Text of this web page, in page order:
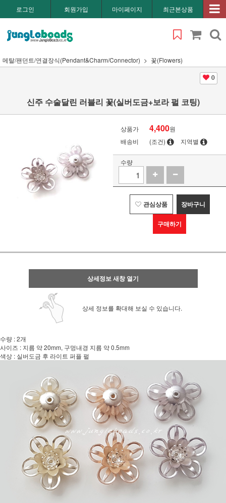
로그인 회원가입 마이페이지 최근본상품
메탈/팬던트/연결장식(Pendant&Charm/Connector) 꽃(Flowers)
0
신주 수술달린 러블리 꽃(실버도금+보라 펄 코팅)
상품가 4,400원
배송비
(조건) 지역별
수량
관심상품 장바구니
구매하기
상세정보 새창 열기
상세 정보를 확대해 보실 수 있습니다.
수량 : 2개
사이즈 : 지름 약 20mm, 구멍내경 지름 약 0.5mm
색상 : 실버도금 후 라이트 퍼플 펄